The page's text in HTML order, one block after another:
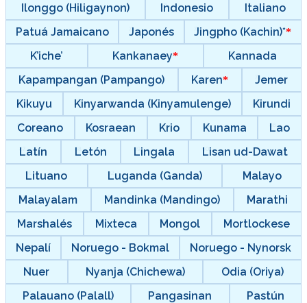
Ilonggo (Hiligaynon)
Indonesio
Italiano
Patuá Jamaicano
Japonés
Jingpho (Kachin)*
K’iche’
Kankanaey
Kannada
Kapampangan (Pampango)
Karen
Jemer
Kikuyu
Kinyarwanda (Kinyamulenge)
Kirundi
Coreano
Kosraean Krio Kunama
Lao
Latín
Letón Lingala
Lisan ud-Dawat
Lituano
Luganda (Ganda)
Malayo
Malayalam
Mandinka (Mandingo)
Marathi
Marshalés
Mixteca Mongol
Mortlockese
Nepalí
Noruego - Bokmal
Noruego - Nynorsk
Nuer
Nyanja (Chichewa)
Odia (Oriya)
Palauano (Palall)
Pangasinan
Pastún